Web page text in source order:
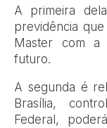
A primeira
previdência
Master com
futuro.
A segunda é
Brasília,
Federal,